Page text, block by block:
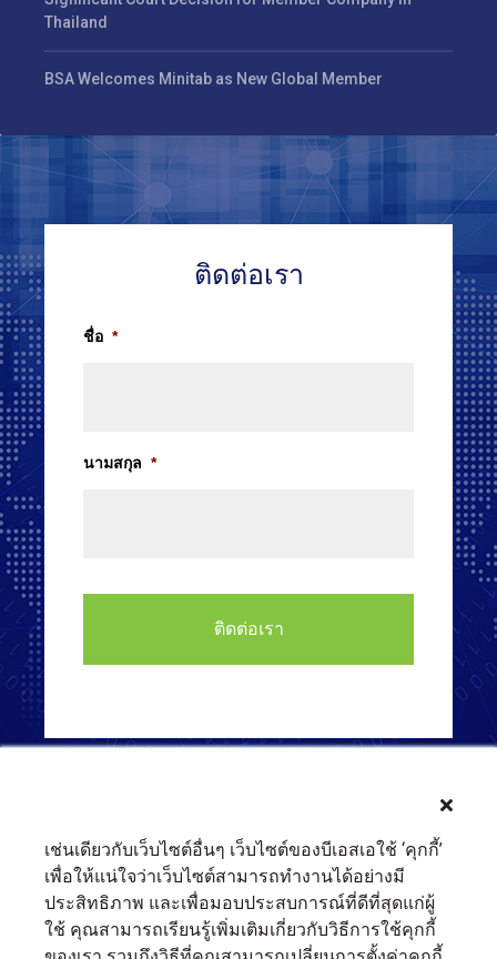
Thailand
BSA Welcomes Minitab as New Global Member
ติดต่อเรา
ชื่อ *
นามสกุล *
เช่นเดียวกับเว็บไซต์อื่นๆ เว็บไซต์ของบีเอสเอใช้ ‘คุกกี้’
เพื่อให้แน่ใจว่าเว็บไซต์สามารถทำงานได้อย่างมี
ประสิทธิภาพ และเพื่อมอบประสบการณ์ที่ดีที่สุดแก่ผู้
ใช้ คุณสามารถเรียนรู้เพิ่มเติมเกี่ยวกับวิธีการใช้คุกกี้